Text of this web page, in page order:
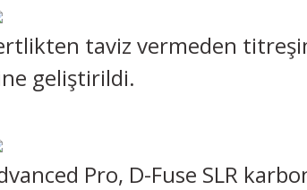
taviz vermeden
geliştirildi.
Pro, D-Fuse SLR